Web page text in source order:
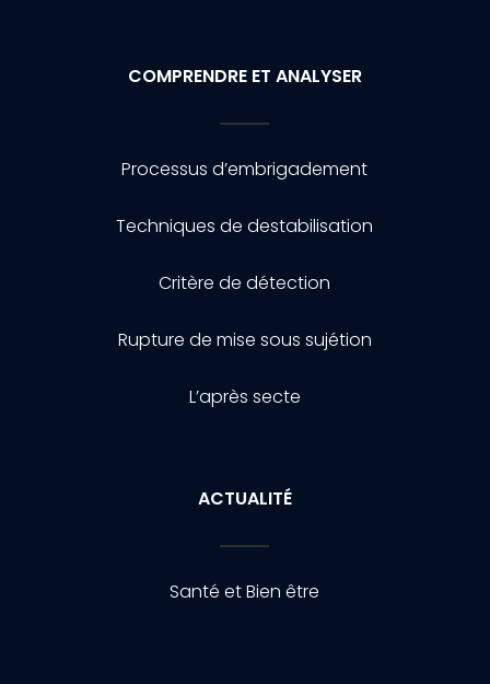
COMPRENDRE ET ANALYSER
Processus d’embrigadement
Techniques de destabilisation
Critère de détection
Rupture de mise sous sujétion
L’après secte
ACTUALITÉ
Santé et Bien être